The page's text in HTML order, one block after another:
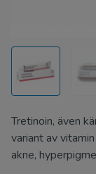
Tretinoin, även
variant av
akne,